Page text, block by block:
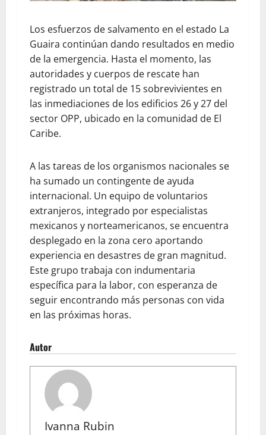
Los esfuerzos de salvamento en el estado La
Guaira continúan dando resultados en medio
de la emergencia. Hasta el momento, las
autoridades y cuerpos de rescate han
registrado un total de 15 sobrevivientes en
las inmediaciones de los edificios 26 y 27 del
sector OPP, ubicado en la comunidad de El
Caribe.
A las tareas de los organismos nacionales se
ha sumado un contingente de ayuda
internacional. Un equipo de voluntarios
extranjeros, integrado por especialistas
mexicanos y norteamericanos, se encuentra
desplegado en la zona cero aportando
experiencia en desastres de gran magnitud.
Este grupo trabaja con indumentaria
específica para la labor, con esperanza de
seguir encontrando más personas con vida
en las próximas horas.
Autor
Ivanna Rubin